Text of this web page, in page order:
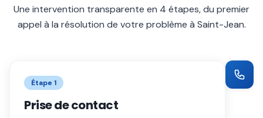
Une intervention transparente en 4 étapes, du premier
appel à la résolution de votre problème à Saint-Jean.
Étape 1
Prise de contact